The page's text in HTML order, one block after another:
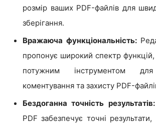
розмір ваших PDF-файлів для
зберігання.
Вражаюча функціональність:
пропонує широкий спектр
потужним інструментом для
коментування та захисту PDF-
Бездоганна точність результатів:
PDF забезпечує точні